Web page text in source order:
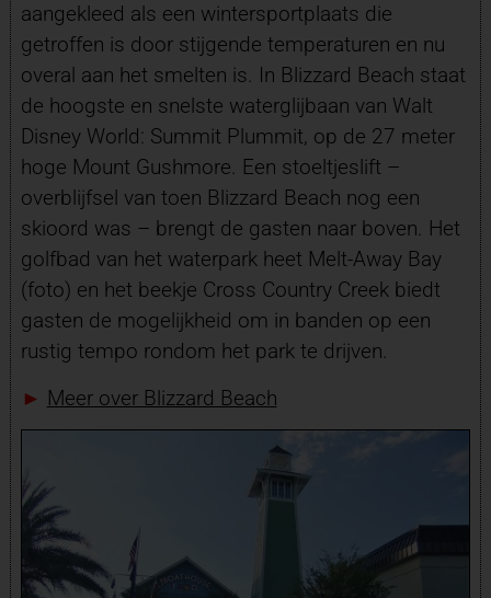
aangekleed als een wintersportplaats die
getroffen is door stijgende temperaturen en nu
overal aan het smelten is. In Blizzard Beach staat
de hoogste en snelste waterglijbaan van Walt
Disney World: Summit Plummit, op de 27 meter
hoge Mount Gushmore. Een stoeltjeslift –
overblijfsel van toen Blizzard Beach nog een
skioord was – brengt de gasten naar boven. Het
golfbad van het waterpark heet Melt-Away Bay
(foto) en het beekje Cross Country Creek biedt
gasten de mogelijkheid om in banden op een
rustig tempo rondom het park te drijven.
► Meer over Blizzard Beach